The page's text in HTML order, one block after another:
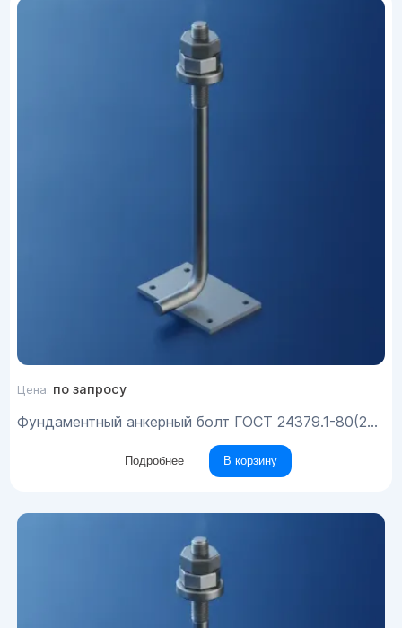
Цена: по запросу
Фундаментный анкерный болт ГОСТ 24379.1-80(2012) М20х560
Подробнее В корзину